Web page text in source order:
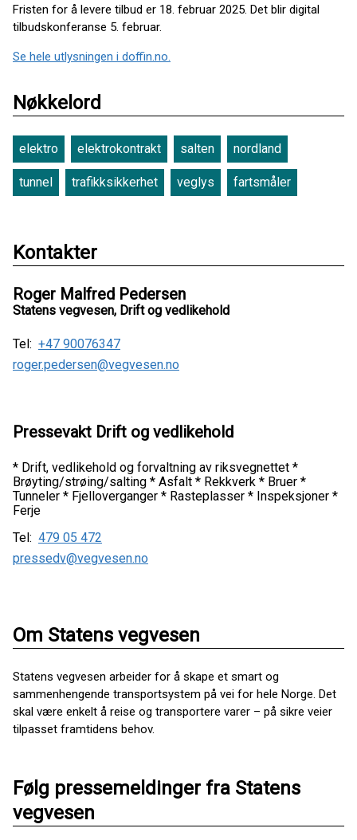
Fristen for å levere tilbud er 18. februar 2025. Det blir digital
tilbudskonferanse 5. februar.
Se hele utlysningen i doffin.no.
Nøkkelord
elektro elektrokontrakt salten nordland
tunnel trafikksikkerhet veglys fartsmåler
Kontakter
Roger Malfred Pedersen
Statens vegvesen, Drift og vedlikehold
Tel: +47 90076347
roger.pedersen@vegvesen.no
Pressevakt Drift og vedlikehold
* Drift, vedlikehold og forvaltning av riksvegnettet *
Brøyting/strøing/salting * Asfalt * Rekkverk * Bruer *
Tunneler * Fjelloverganger * Rasteplasser * Inspeksjoner *
Ferje
Tel: 479 05 472
pressedv@vegvesen.no
Om Statens vegvesen
Statens vegvesen arbeider for å skape et smart og
sammenhengende transportsystem på vei for hele Norge. Det
skal være enkelt å reise og transportere varer – på sikre veier
tilpasset framtidens behov.
Følg pressemeldinger fra Statens
vegvesen